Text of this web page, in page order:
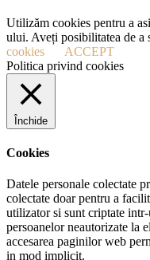
Utilizăm cookies pentru a
ului. Aveți posibilitatea de a
cookies
ACCEPT
Politica privind cookies
Închide
Cookies
Datele personale colectate
colectate doar pentru a
utilizator si sunt criptate
persoanelor neautorizate la
accesarea paginilor web
in mod implicit.